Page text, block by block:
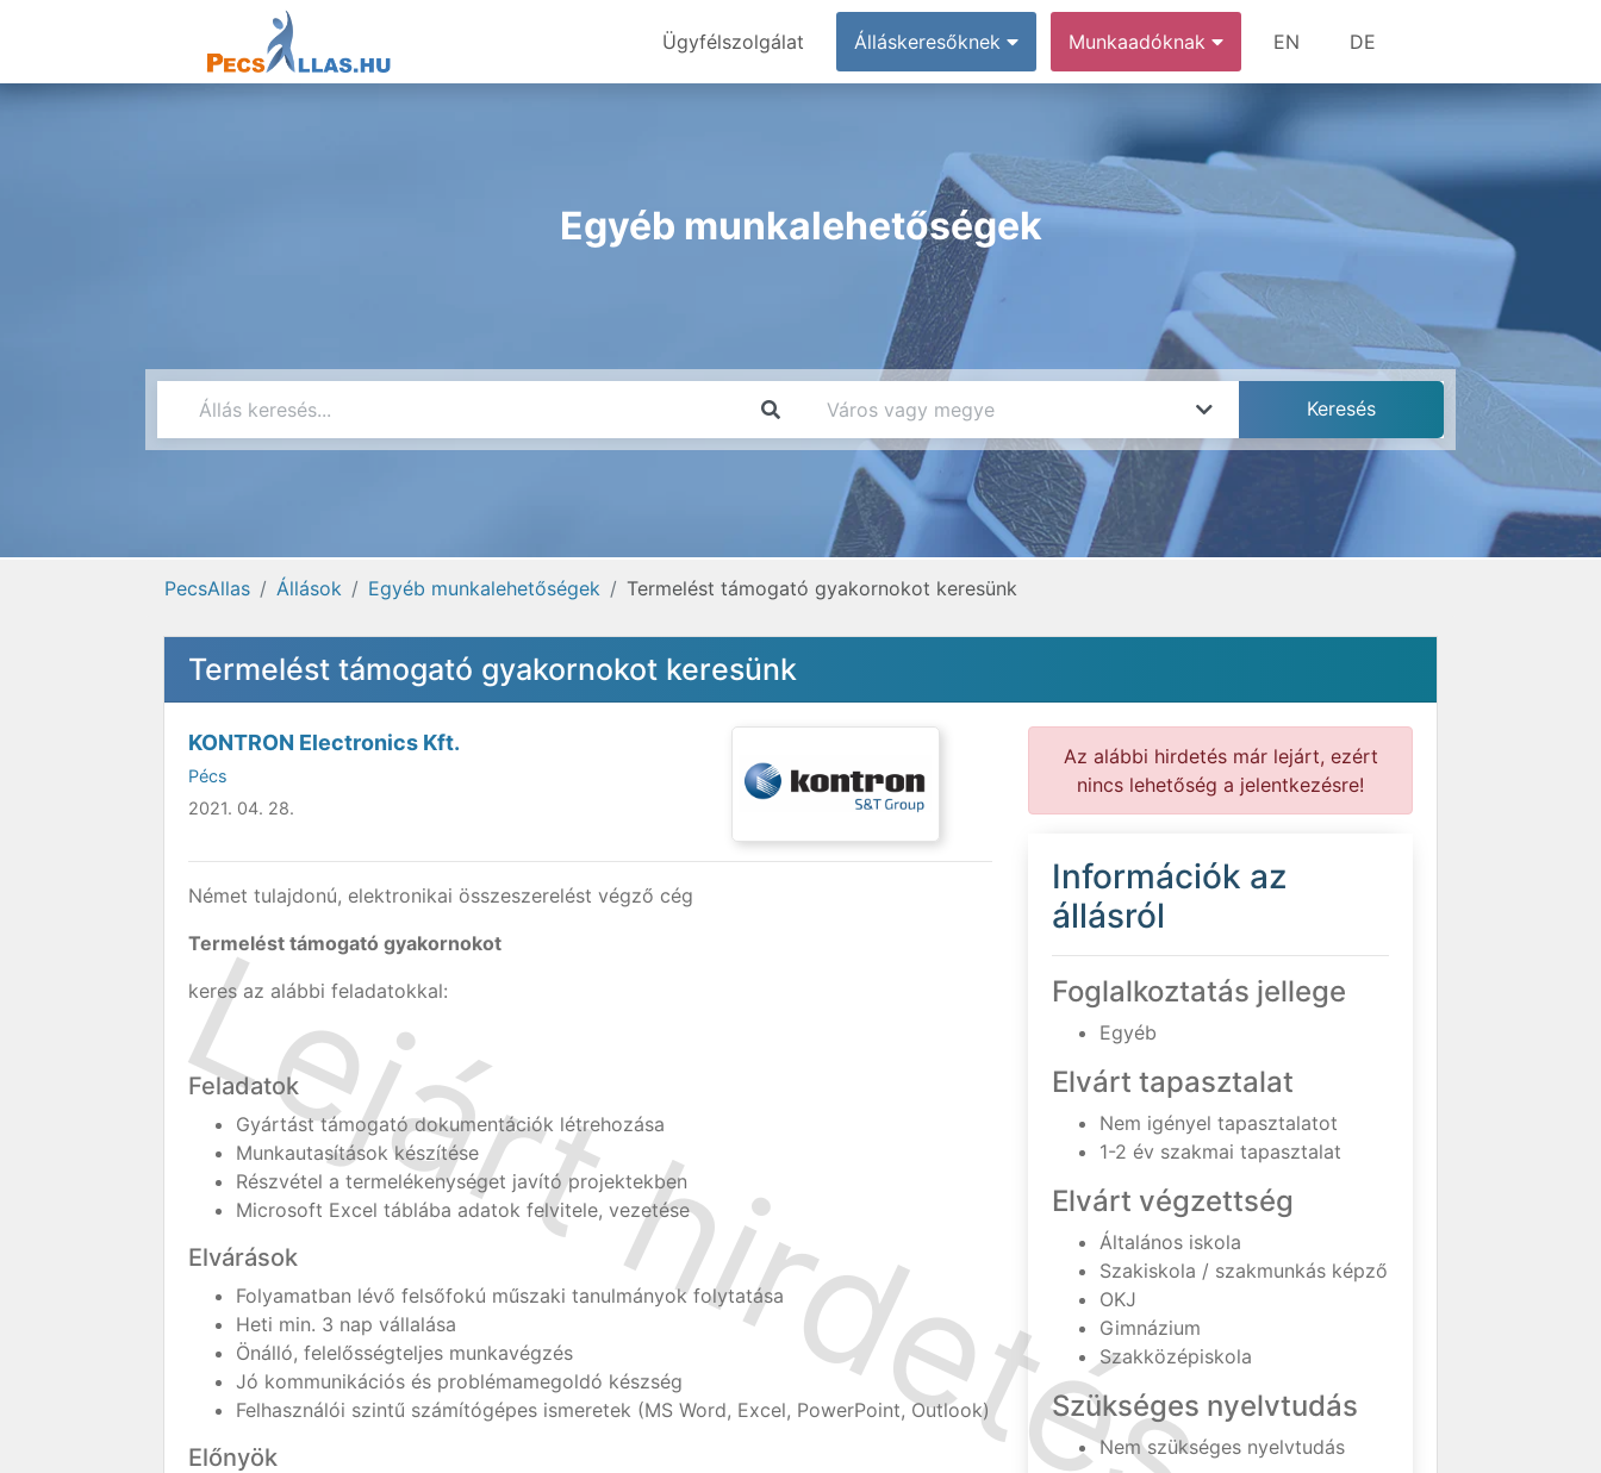
Ügyfélszolgálat Álláskeresőknek Munkaadóknak EN DE
Egyéb munkalehetőségek
PecsAllas Állások Egyéb munkalehetőségek Termelést támogató gyakornokot keresünk
Termelést támogató gyakornokot keresünk
KONTRON Electronics Kft.
Pécs
2021. 04. 28.
Német tulajdonú, elektronikai összeszerelést végző cég
Termelést támogató gyakornokot
keres az alábbi feladatokkal:
Feladatok
Gyártást támogató dokumentációk létrehozása
Munkautasítások készítése
Részvétel a termelékenységet javító projektekben
Microsoft Excel táblába adatok felvitele, vezetése
Elvárások
Folyamatban lévő felsőfokú műszaki tanulmányok folytatása
Heti min. 3 nap vállalása
Önálló, felelősségteljes munkavégzés
Jó kommunikációs és problémamegoldó készség
Felhasználói szintű számítógépes ismeretek (MS Word, Excel, PowerPoint, Outlook)
Előnyök
Az alábbi hirdetés már lejárt, ezért
nincs lehetőség a jelentkezésre!
Információk az
állásról
Foglalkoztatás jellege
Egyéb
Elvárt tapasztalat
Nem igényel tapasztalatot
1-2 év szakmai tapasztalat
Elvárt végzettség
Általános iskola
Szakiskola / szakmunkás képző
OKJ
Gimnázium
Szakközépiskola
Szükséges nyelvtudás
Nem szükséges nyelvtudás